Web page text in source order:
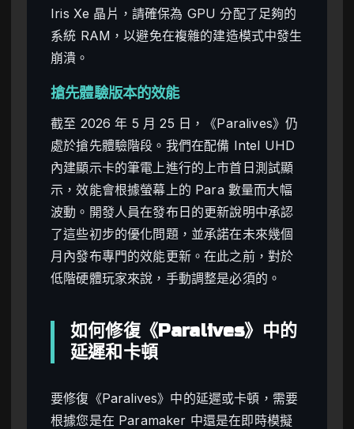
Iris Xe 晶片，請確保為 GPU 分配了足夠的
系統 RAM，以避免在複雜的建造模式中發生
崩潰。
搶先體驗版本的效能
截至 2026 年 5 月 25 日，《Paralives》仍
處於搶先體驗階段。我們在配備 Intel UHD
內建顯示卡的筆電上進行的上市首日測試顯
示，效能會根據螢幕上的 Para 數量而大幅
波動。開發人員在發布日的更新說明中承認
了這些初步的優化問題，並承諾在未來幾個
月內發布專門的效能更新。在此之前，對於
低階硬體玩家來說，手動調整是必須的。
如何修復《Paralives》中的
延遲和卡頓
要修復《Paralives》中的延遲或卡頓，需要
根據您是在 Paramaker 中還是在即時模擬